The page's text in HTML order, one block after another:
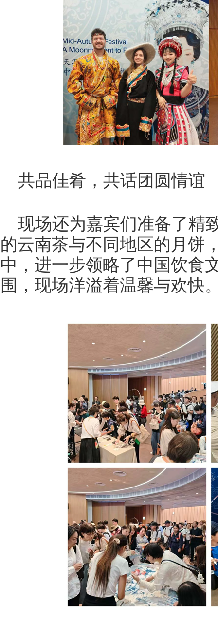
共品佳肴，共话团圆情谊
现场还为嘉宾们准备了精
的云南茶与不同地区的月饼
中，进一步领略了中国饮食
围，现场洋溢着温馨与欢快